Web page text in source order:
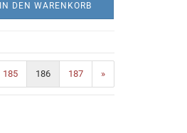
IN DEN WARENKORB
185 186 187 »